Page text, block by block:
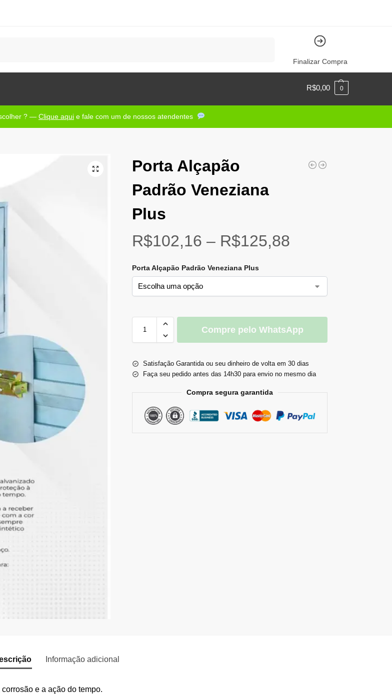
Finalizar Compra
R$0,00 0
? — Clique aquie fale com um de nossos atendentes
Porta Alçapão
Padrão Veneziana
Plus
R$102,16 – R$125,88
Porta Alçapão Padrão Veneziana Plus
Compre pelo WhatsApp
Satisfação Garantida ou seu dinheiro de volta em 30 dias
Faça seu pedido antes das 14h30 para envio no mesmo dia
Compra segura garantida
Informação adicional
e a ação do tempo.